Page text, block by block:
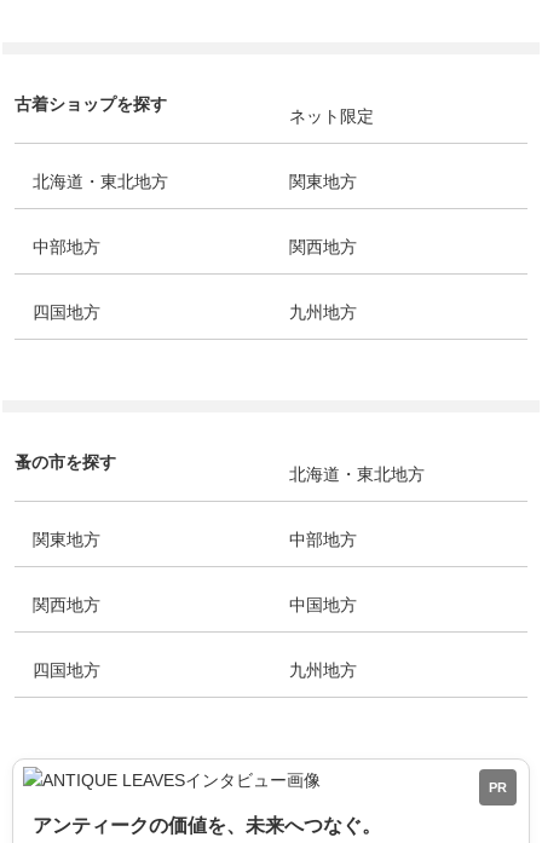
古着ショップを探す
ネット限定
北海道・東北地方 関東地方
中部地方 関西地方
四国地方 九州地方
蚤の市を探す
北海道・東北地方
関東地方 中部地方
関西地方 中国地方
四国地方 九州地方
PR
アンティークの価値を、未来へつなぐ。